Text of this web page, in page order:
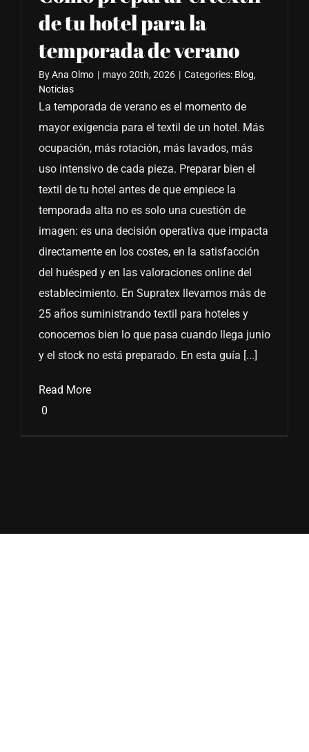
de tu hotel para la
temporada de verano
ByAna Olmo | mayo 20th, 2026 | Categories: Blog,
Noticias
La temporada de verano es el momento de
mayor exigencia para el textil de un hotel. Más
ocupación, más rotación, más lavados, más
uso intensivo de cada pieza. Preparar bien el
textil de tu hotel antes de que empiece la
temporada alta no es solo una cuestión de
imagen: es una decisión operativa que impacta
directamente en los costes, en la satisfacción
del huésped y en las valoraciones online del
establecimiento. En Supratex llevamos más de
25 años suministrando textil para hoteles y
conocemos bien lo que pasa cuando llega junio
y el stock no está preparado. En esta guía [...]
Read More
0